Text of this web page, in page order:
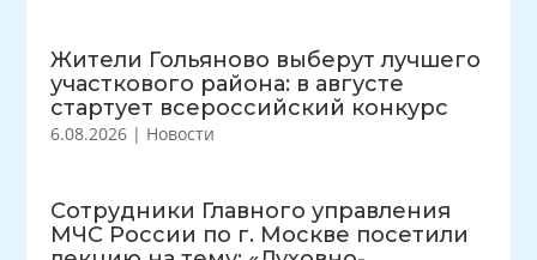
Жители Гольяново выберут лучшего
участкового района: в августе
стартует всероссийский конкурс
6.08.2026 | Новости
Сотрудники Главного управления
МЧС России по г. Москве посетили